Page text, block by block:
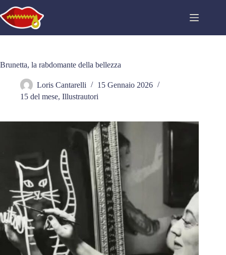
al
contenuto
Brunetta, la rabdomante della bellezza
Loris Cantarelli
15 Gennaio 2026
15 del mese, Illustrautori